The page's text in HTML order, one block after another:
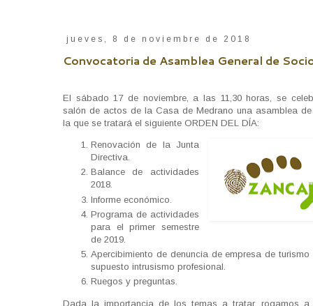
jueves, 8 de noviembre de 2018
Convocatoria de Asamblea General de
El sábado 17 de noviembre, a las 11,30 horas, se
salón de actos de la Casa de Medrano una asamblea
la que se tratará el siguiente ORDEN DEL DÍA:
Renovación de la Junta
Directiva.
Balance de actividades
2018.
Informe económico.
Programa de actividades
para el primer semestre
de 2019.
Apercibimiento de denuncia de empresa de
supuesto intrusismo profesional.
Ruegos y preguntas.
Dada la importancia de los temas a tratar, rogamos